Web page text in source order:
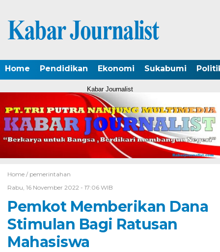
Home Pendidikan Ekonomi Sukabumi
Kabar Journalist
Home / pemerintahan
Rabu, 16 November 2022 - 17:06 WIB
Pemkot Memberikan Dana
Stimulan Bagi Ratusan
Mahasiswa